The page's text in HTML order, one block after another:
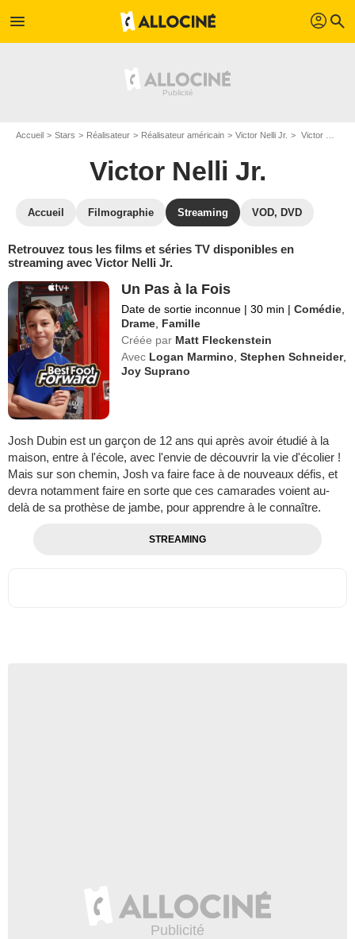
menu profil search
Accueil Stars Réalisateur Réalisateur américain Victor Nelli Jr. Victor Nelli Jr. : Films et séries online
Victor Nelli Jr.
Accueil Filmographie Streaming VOD, DVD
Retrouvez tous les films et séries TV disponibles en
streaming avec Victor Nelli Jr.
Un Pas à la Fois
Date de sortie inconnue | 30 min | Comédie
Drame Famille
Créée par Matt Fleckenstein
Avec Logan Marmino ,Stephen Schneider,
Joy Suprano
Josh Dubin est un garçon de 12 ans qui après avoir étudié à la
maison, entre à l'école, avec l'envie de découvrir la vie d'écolier !
Mais sur son chemin, Josh va faire face à de nouveaux défis, et
devra notamment faire en sorte que ces camarades voient au-
delà de sa prothèse de jambe, pour apprendre à le connaître.
STREAMING